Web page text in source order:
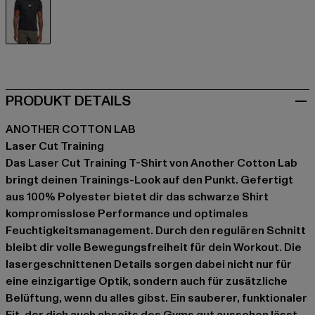
PRODUKT DETAILS
ANOTHER COTTON LAB
Laser Cut Training
Das Laser Cut Training T-Shirt von Another Cotton Lab
bringt deinen Trainings-Look auf den Punkt. Gefertigt
aus 100% Polyester bietet dir das schwarze Shirt
kompromisslose Performance und optimales
Feuchtigkeitsmanagement. Durch den regulären Schnitt
bleibt dir volle Bewegungsfreiheit für dein Workout. Die
lasergeschnittenen Details sorgen dabei nicht nur für
eine einzigartige Optik, sondern auch für zusätzliche
Belüftung, wenn du alles gibst. Ein sauberer, funktionaler